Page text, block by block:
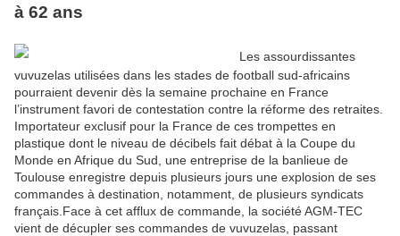
à 62 ans
Les assourdissantes
vuvuzelas utilisées dans les stades de football sud-africains
pourraient devenir dès la semaine prochaine en France
l’instrument favori de contestation contre la réforme des retraites.
Importateur exclusif pour la France de ces trompettes en
plastique dont le niveau de décibels fait débat à la Coupe du
Monde en Afrique du Sud, une entreprise de la banlieue de
Toulouse enregistre depuis plusieurs jours une explosion de ses
commandes à destination, notamment, de plusieurs syndicats
français.Face à cet afflux de commande, la société AGM-TEC
vient de décupler ses commandes de vuvuzelas, passant